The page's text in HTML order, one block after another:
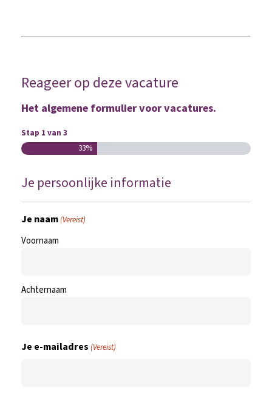
Reageer op deze vacature
Het algemene formulier voor vacatures.
Stap 1 van 3
33%
Je persoonlijke informatie
Je naam(Vereist)
Voornaam
Achternaam
Je e-mailadres (Vereist)